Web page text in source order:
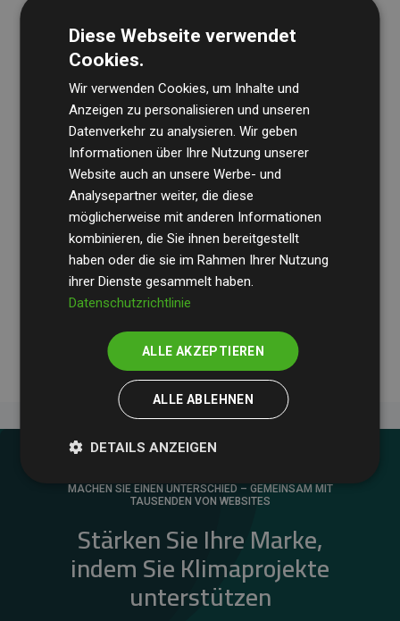
Die Wirtschaftsprüfungsgesellschaft BDOüberprüft
regelmäßig unsere Berechnungen und Methodik, um
Transparenz und Verlässlichkeit sicherzustellen.
Ihre Prüfungen belegen, dass unsere Investitionen in
Klimaschutzprojekte im Durchschnitt200 % der
geschätzten CO₂-Emissionender teilnehmenden
Websites kompensieren – ein klarer Nachweis für die
messbare Klimawirkung unseres Ansatzes.
MACHEN SIE EINEN UNTERSCHIED – GEMEINSAM MIT
TAUSENDEN VON WEBSITES
Stärken Sie Ihre Marke,
indem Sie Klimaprojekte
unterstützen
Diese Webseite verwendet
Cookies.
Wir verwenden Cookies, um Inhalte und
Anzeigen zu personalisieren und unseren
Datenverkehr zu analysieren. Wir geben
Informationen über Ihre Nutzung unserer
Website auch an unsere Werbe- und
Analysepartner weiter, die diese
möglicherweise mit anderen Informationen
kombinieren, die Sie ihnen bereitgestellt
haben oder die sie im Rahmen Ihrer Nutzung
ihrer Dienste gesammelt haben.
Datenschutzrichtlinie
ALLE AKZEPTIEREN
ALLE ABLEHNEN
DETAILS ANZEIGEN